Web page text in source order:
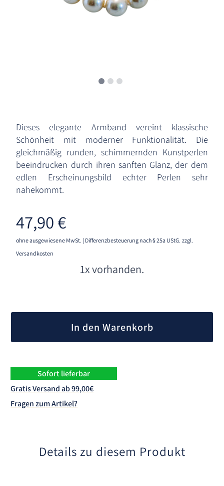
Dieses elegante Armband vereint klassische
Schönheit mit moderner Funktionalität. Die
gleichmäßig runden, schimmernden Kunstperlen
beeindrucken durch ihren sanften Glanz, der dem
edlen Erscheinungsbild echter Perlen sehr
nahekommt.
47,90€
ohne ausgewiesene MwSt. | Differenzbesteuerung nach § 25a UStG. zzgl.
Versandkosten
1x vorhanden.
In den Warenkorb
Sofort lieferbar
Gratis Versand ab 99,00€
Fragen zum Artikel?
Details zu diesem Produkt